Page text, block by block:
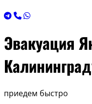
Эвакуация
приедем быстро